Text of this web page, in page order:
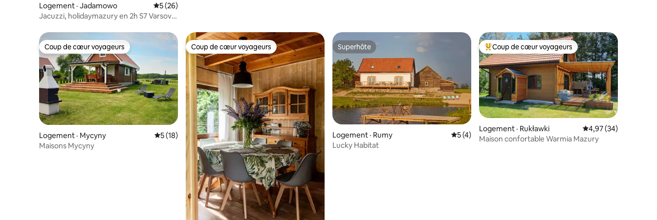
Logement · Jadamowo Note moyenne de 5 sur 5, 26 commentaires
5 (26)
Jacuzzi, holidaymazury en 2h S7 Varsovie
Coup de cœur voyageurs
Coup de cœur voyageurs
Logement · Mycyny Note moyenne de 5 sur 5, 18 commentaires
5 (18)
Maisons Mycyny
Coup de cœur voyageurs
Coup de cœur voyageurs Superhôte
Superhôte
Logement · Rumy Note moyenne de 5 sur 5, 4 commentaires
5 (4)
Lucky Habitat
Coup de cœur voyageurs parmi les plus aimés
Coup de cœur voyageurs
Logement · Rukławki Note moyenne de
4,97 (34)
Maison confortable Warmia Mazury